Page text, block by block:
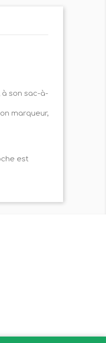
son sac-à-
marqueur,
est